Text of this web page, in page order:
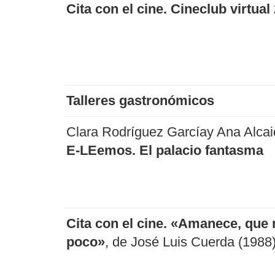
Cita con el cine. Cineclub virtual
Talleres gastronómicos
Clara Rodríguez Garcíay Ana
E-LEemos. El palacio fantasma
Cita con el cine. «Amanece, que
poco», de José Luis Cuerda